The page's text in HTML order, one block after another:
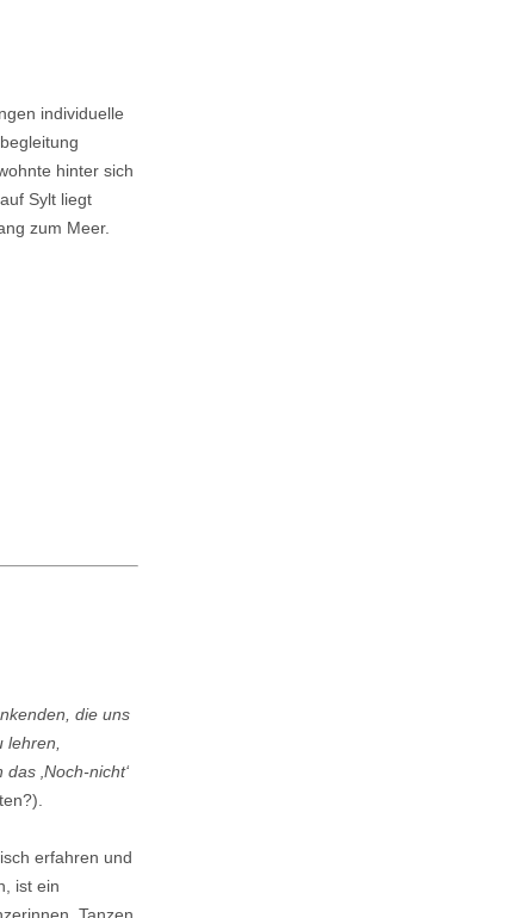
individuelle
hinter sich
Sylt liegt
zum Meer.
die uns
‚Noch-nicht‘
erfahren und
ist ein